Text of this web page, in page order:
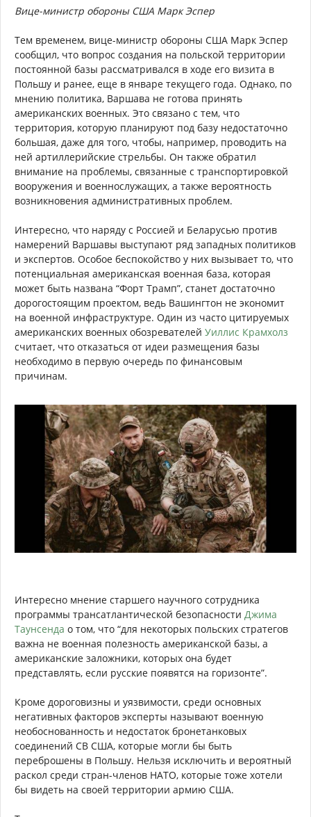
Вице-министр обороны США Марк Эспер
Тем временем, вице-министр обороны США Марк Эспер
сообщил, что вопрос создания на польской территории
постоянной базы рассматривался в ходе его визита в
Польшу и ранее, еще в январе текущего года. Однако, по
мнению политика, Варшава не готова принять
американских военных. Это связано с тем, что
территория, которую планируют под базу недостаточно
большая, даже для того, чтобы, например, проводить на
ней артиллерийские стрельбы. Он также обратил
внимание на проблемы, связанные с транспортировкой
вооружения и военнослужащих, а также вероятность
возникновения административных проблем.
Интересно, что наряду с Россией и Беларусью против
намерений Варшавы выступают ряд западных политиков
и экспертов. Особое беспокойство у них вызывает то, что
потенциальная американская военная база, которая
может быть названа “Форт Трамп”, станет достаточно
дорогостоящим проектом, ведь Вашингтон не экономит
на военной инфраструктуре. Один из часто цитируемых
американских военных обозревателей Уиллис Крамхолз
считает, что отказаться от идеи размещения базы
необходимо в первую очередь по финансовым
причинам.
Интересно мнение старшего научного сотрудника
программы трансатлантической безопасности Джима
Таунсенда о том, что “для некоторых польских стратегов
важна не военная полезность американской базы, а
американские заложники, которых она будет
представлять, если русские появятся на горизонте”.
Кроме дороговизны и уязвимости, среди основных
негативных факторов эксперты называют военную
необоснованность и недостаток бронетанковых
соединений СВ США, которые могли бы быть
переброшены в Польшу. Нельзя исключить и вероятный
раскол среди стран-членов НАТО, которые тоже хотели
бы видеть на своей территории армию США.